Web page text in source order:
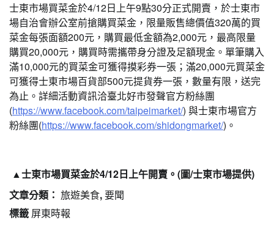
士東市場買菜金於4/12日上午9點30分正式開賣，於士東市
場自治會辦公室前搶購買菜金，限量販售總價值320萬的買
菜金每張面額200元，購買最低金額為2,000元，最高限量
購買20,000元，購買時需攜帶身分證及足額現金。單筆購入
滿10,000元的買菜金可獲得摸彩券一張；滿20,000元買菜金
可獲得士東市場百貨部500元提貨券一張，數量有限，送完
為止。詳細活動資訊洽臺北好市發聲官方粉絲團
(https://www.facebook.com/taipeimarket/) 與士東市場官方
粉絲團(https://www.facebook.com/shidongmarket/)。
▲士東市場買菜金於4/12日上午開賣。(圖/士東市場提供)
文章分類： 旅遊美食,要聞
標籤 屏東時報